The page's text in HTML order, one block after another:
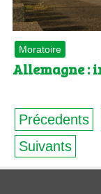
Moratoire
Allemagne :
Précedents
Suivants